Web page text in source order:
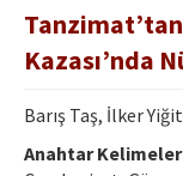
Dergi Kurulları
Etik İlkeler
Kazası’nda
Barış Taş, İlker Yiğit
Anahtar